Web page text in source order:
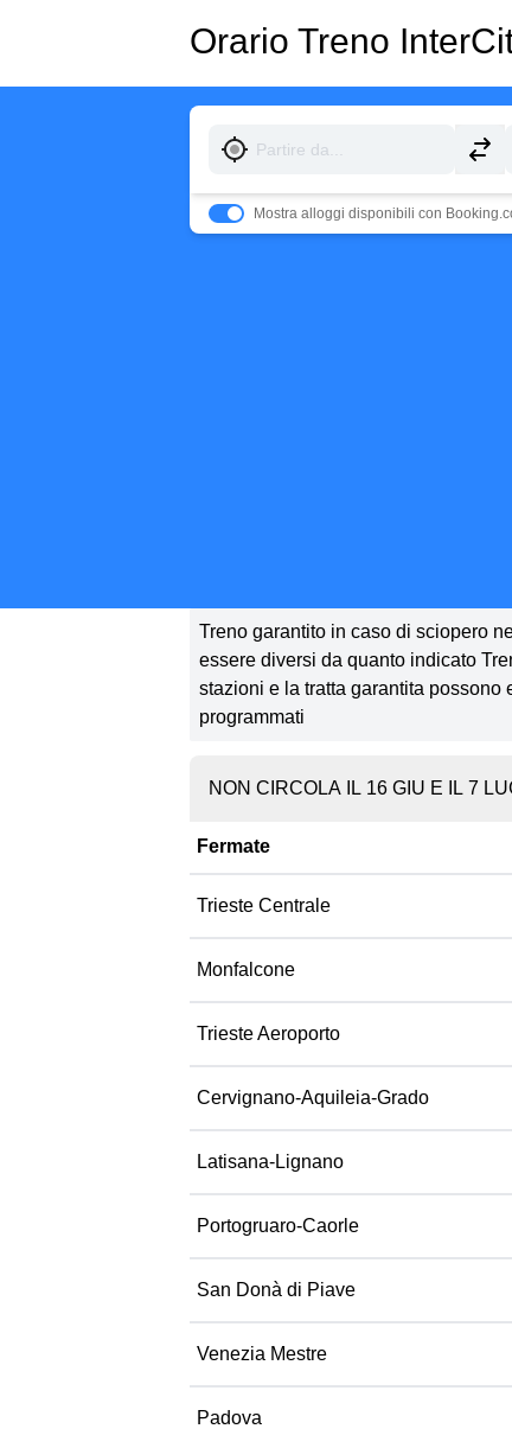
Orario Treno
Mostra alloggi disponibili con
Treno garantito in caso di sciopero
essere diversi da quanto indicato
stazioni e la tratta garantita
programmati
NON CIRCOLA IL 16 GIU E IL 7
Fermate
Trieste Centrale
Monfalcone
Trieste Aeroporto
Cervignano-Aquileia-Grado
Latisana-Lignano
Portogruaro-Caorle
San Donà di Piave
Venezia Mestre
Padova